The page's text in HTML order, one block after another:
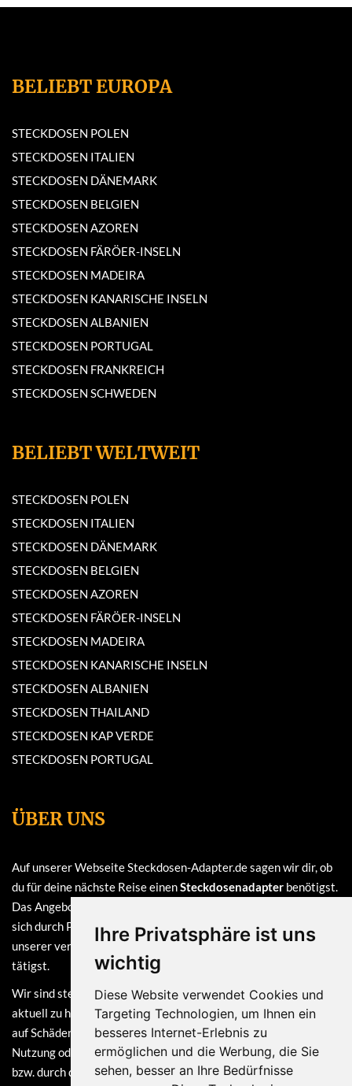
Ihre Privatsphäre ist uns
wichtig
Diese Website verwendet Cookies und
Targeting Technologien, um Ihnen ein
besseres Internet-Erlebnis zu
ermöglichen und die Werbung, die Sie
sehen, besser an Ihre Bedürfnisse
BELIEBT EUROPA
STECKDOSEN POLEN
STECKDOSEN ITALIEN
STECKDOSEN DÄNEMARK
STECKDOSEN BELGIEN
STECKDOSEN AZOREN
STECKDOSEN FÄRÖER-INSELN
STECKDOSEN MADEIRA
STECKDOSEN KANARISCHE INSELN
STECKDOSEN ALBANIEN
STECKDOSEN PORTUGAL
STECKDOSEN FRANKREICH
STECKDOSEN SCHWEDEN
BELIEBT WELTWEIT
STECKDOSEN POLEN
STECKDOSEN ITALIEN
STECKDOSEN DÄNEMARK
STECKDOSEN BELGIEN
STECKDOSEN AZOREN
STECKDOSEN FÄRÖER-INSELN
STECKDOSEN MADEIRA
STECKDOSEN KANARISCHE INSELN
STECKDOSEN ALBANIEN
STECKDOSEN THAILAND
STECKDOSEN KAP VERDE
STECKDOSEN PORTUGAL
ÜBER UNS
Auf unserer Webseite Steckdosen-Adapter.de sagen wir dir, ob
du für deine nächste Reise einenSteckdosenadapter benötigst.
Das Angebot auf dieser Webseite ist
sich durch Provisionen, die wir erhalten, sofern du bei einem
unserer verlinkten Partner (z.B. Amazon) eine Bestellung
tätigst.
Wir sind stets bemüht, die Informationen auf dieser Webseite
aktuell zu halten. Dennoch sind Haftungsansprüche, welche sich
auf Schäden materieller oder ideeller Art beziehen, die durch die
Nutzung oder Nichtnutzung der dargebotenen Informationen
bzw. durch die Nutzung fehlerhafter und unvollständiger